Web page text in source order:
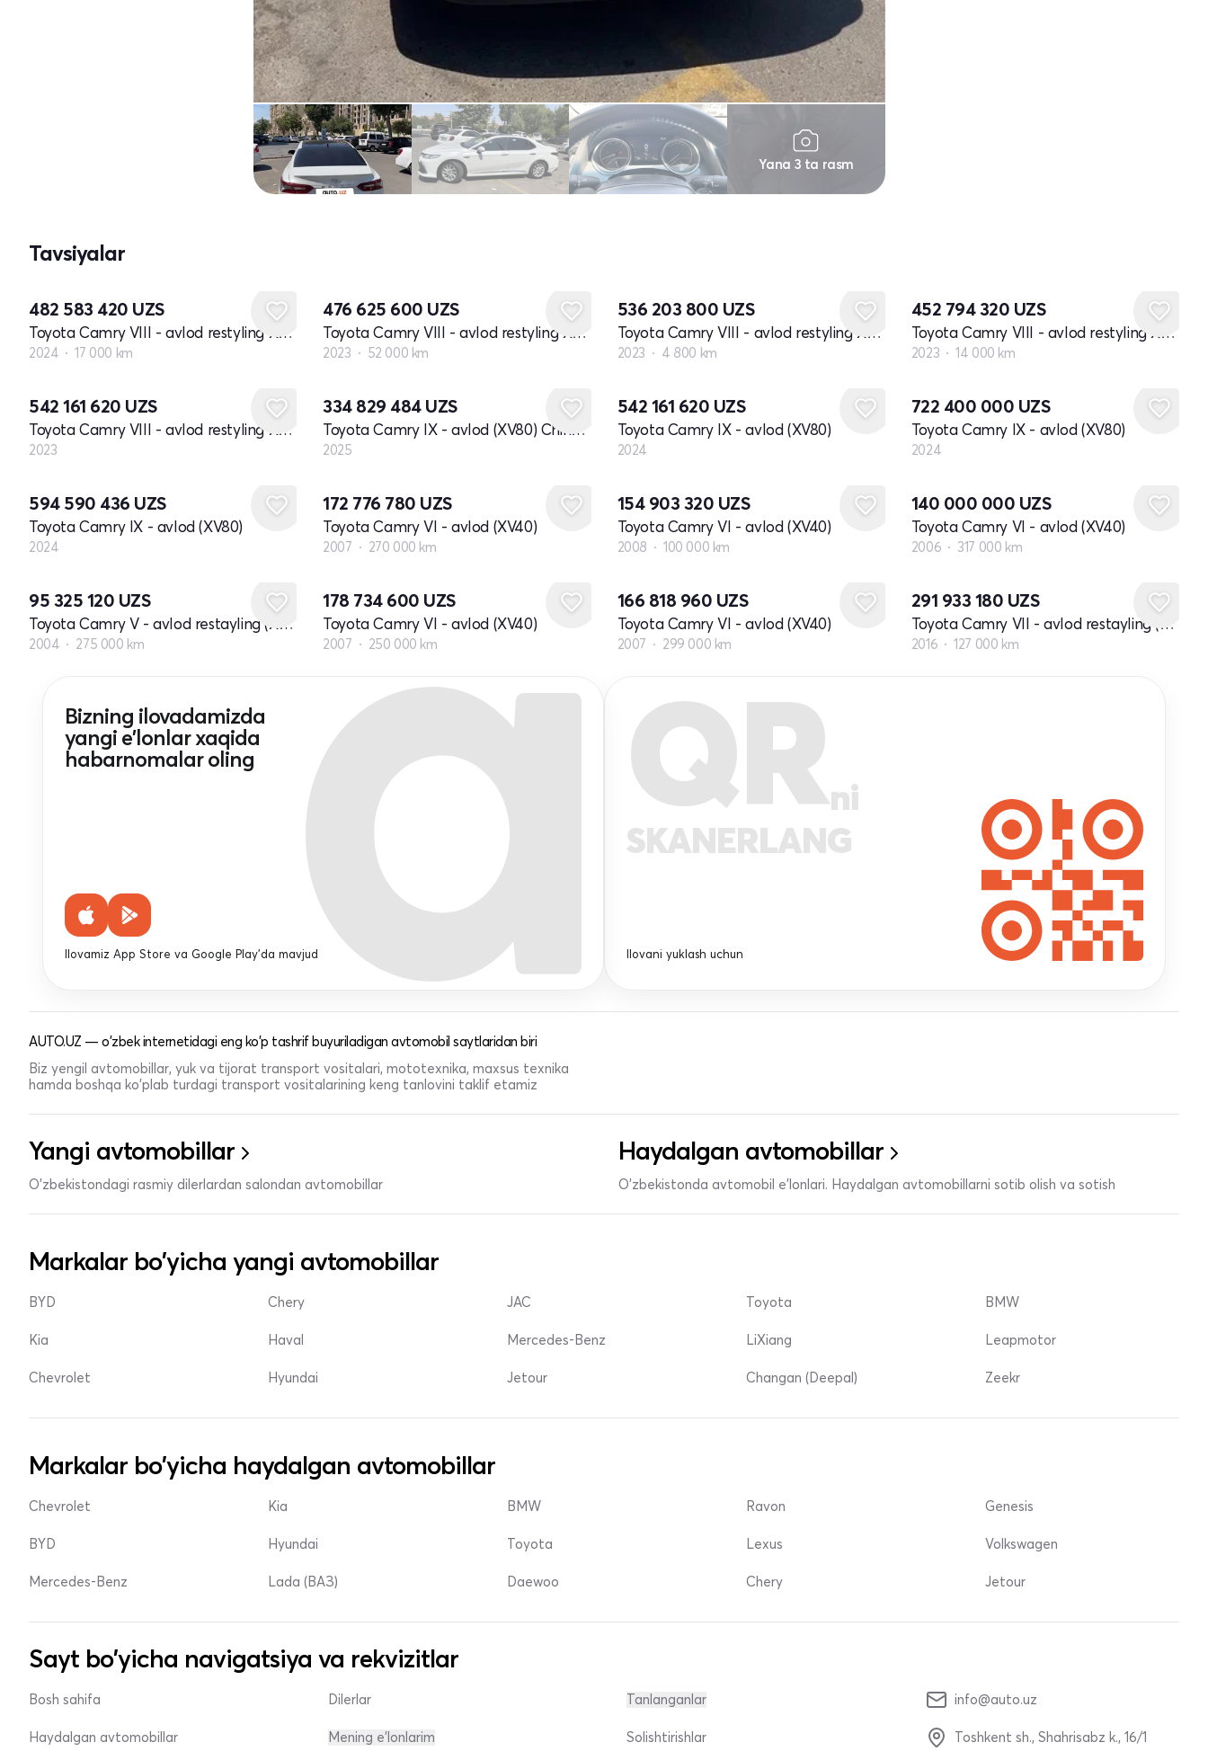
Yana 3 ta rasm
Tavsiyalar
482 583 420 UZS
Toyota Camry VIII - avlod restyling XV70
2024 17 000 km
476 625 600 UZS
Toyota Camry VIII - avlod restyling XV70
2023 52 000 km
536 203 800 UZS
Toyota Camry VIII - avlod restyling XV70
2023 4 800 km
452 794 320 UZS
Toyota Camry VIII - avlod restyling XV70
2023 14 000 km
542 161 620 UZS
Toyota Camry VIII - avlod restyling XV70
2023
334 829 484 UZS
Toyota Camry IX - avlod (XV80) China Market
2025
542 161 620 UZS
Toyota Camry IX - avlod (XV80)
2024
722 400 000 UZS
Toyota Camry IX - avlod (XV80)
2024
594 590 436 UZS
Toyota Camry IX - avlod (XV80)
2024
172 776 780 UZS
Toyota Camry VI - avlod (XV40)
2007 270 000 km
154 903 320 UZS
Toyota Camry VI - avlod (XV40)
2008 100 000 km
140 000 000 UZS
Toyota Camry VI - avlod (XV40)
2006 317 000 km
95 325 120 UZS
Toyota Camry V - avlod restayling (XV30)
2004 275 000 km
178 734 600 UZS
Toyota Camry VI - avlod (XV40)
2007 250 000 km
166 818 960 UZS
Toyota Camry VI - avlod (XV40)
2007 299 000 km
291 933 180 UZS
Toyota Camry VII - avlod restayling (XV50)
2016 127 000 km
Bizning ilovadamizda
yangi e'lonlar xaqida
habarnomalar oling
Ilovamiz App Store va Google Play'da mavjud
QRni
SKANERLANG
Ilovani yuklash uchun
AUTO.UZ — o'zbek internetidagi eng ko'p tashrif buyuriladigan avtomobil saytlaridan biri
Biz yengil avtomobillar, yuk va tijorat transport vositalari, mototexnika, maxsus texnika
hamda boshqa ko'plab turdagi transport vositalarining keng tanlovini taklif etamiz
Yangi avtomobillar
O'zbekistondagi rasmiy dilerlardan salondan avtomobillar
Haydalgan avtomobillar
O'zbekistonda avtomobil e’lonlari. Haydalgan avtomobillarni sotib olish va sotish
Markalar bo'yicha yangi avtomobillar
BYD
Kia
Chevrolet
Chery
Haval
Hyundai
JAC
Mercedes-Benz
Jetour
Toyota
LiXiang
Changan (Deepal)
BMW
Leapmotor
Zeekr
Markalar bo'yicha haydalgan avtomobillar
Chevrolet
BYD
Mercedes-Benz
Kia
Hyundai
Lada (ВАЗ)
BMW
Toyota
Daewoo
Ravon
Lexus
Chery
Genesis
Volkswagen
Jetour
Sayt bo'yicha navigatsiya va rekvizitlar
Bosh sahifa
Haydalgan avtomobillar
Dilerlar
Mening e'lonlarim
Tanlanganlar
Solishtirishlar
info@auto.uz
Toshkent sh., Shahrisabz k., 16/1